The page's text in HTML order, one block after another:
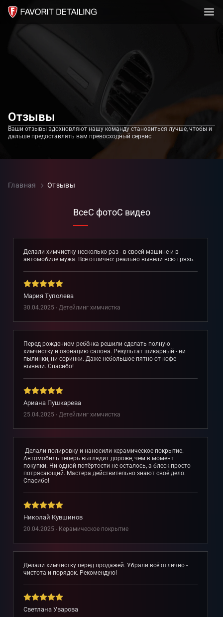
Отзывы
Ваши отзывы вдохновляют нашу команду становиться лучше, чтобы и
дальше предоставлять вам превосходный сервис
Главная Отзывы
ВсеС фотоС видео
Делали химчистку несколько раз - в своей машине и в
автомобиле мужа. Всё отлично: реально вывели всю грязь.
Мария Туполева
30.04.2025 ∙ Детейлинг химчистка
Перед рождением ребёнка решили сделать полную
химчистку и озонацию салона. Результат шикарный - ни
пылинки, ни соринки. Даже небольшое пятно от кофе
вывели. Спасибо!
Ариана Пушкарева
25.04.2025 ∙ Детейлинг химчистка
Делали полировку и наносили керамическое покрытие.
Автомобиль теперь выглядит дороже, чем в момент
покупки. Ни одной потёртости не осталось, а блеск просто
потрясающий. Мастера действительно знают своё дело.
Спасибо!
Николай Кувшинов
20.04.2025 ∙ Керамическое покрытие
Делали химчистку перед продажей. Убрали всё отлично -
чистота и порядок. Рекомендую!
Светлана Уварова